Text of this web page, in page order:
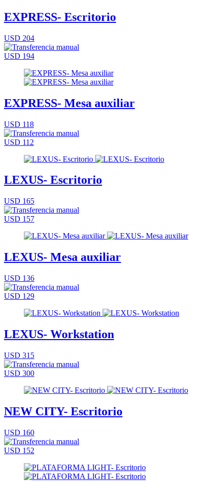
EXPRESS- Escritorio
USD 204
USD 194
EXPRESS- Mesa auxiliar
USD 118
USD 112
LEXUS- Escritorio
USD 165
USD 157
LEXUS- Mesa auxiliar
USD 136
USD 129
LEXUS- Workstation
USD 315
USD 300
NEW CITY- Escritorio
USD 160
USD 152